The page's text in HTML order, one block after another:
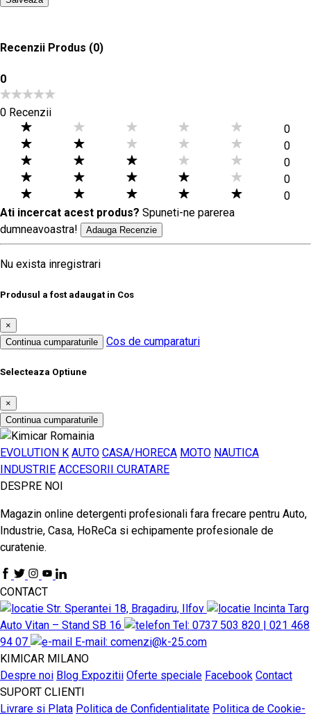
Recenzii Produs (0)
0
0 Recenzii
0
0
0
0
0
Ati incercat acest produs? Spuneti-ne parerea
dumneavoastra!
Adauga Recenzie
Nu exista inregistrari
Produsul a fost adaugat in Cos
×
Continua cumparaturile
Cos de cumparaturi
Selecteaza Optiune
×
Continua cumparaturile
EVOLUTION K AUTO CASA/HORECA MOTO NAUTICA
INDUSTRIE ACCESORII CURATARE
DESPRE NOI
Magazin online detergenti profesionali fara frecare pentru Auto,
Industrie, Casa, HoReCa si echipamente profesionale de
curatenie.
CONTACT
Str. Sperantei 18, Bragadiru, Ilfov
Incinta Targ
Auto Vitan – Stand SB 16
Tel: 0737 503 820 | 021 468
94 07
E-mail: comenzi@k-25.com
KIMICAR MILANO
Despre noi Blog Expozitii Oferte speciale Facebook Contact
SUPORT CLIENTI
Livrare si Plata Politica de Confidentialitate Politica de Cookie-